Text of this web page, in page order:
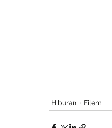
Hiburan Filem